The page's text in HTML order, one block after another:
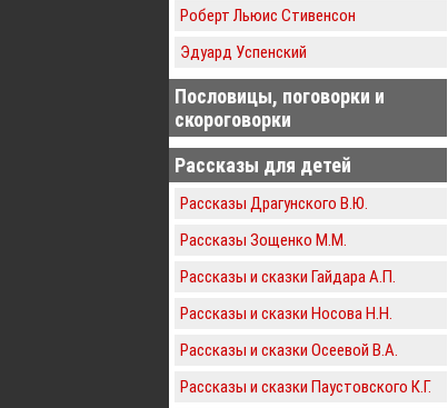
Роберт Льюис Стивенсон
Эдуард Успенский
Пословицы, поговорки и
скороговорки
Рассказы для детей
Рассказы Драгунского В.Ю.
Рассказы Зощенко М.М.
Рассказы и сказки Гайдара А.П.
Рассказы и сказки Носова Н.Н.
Рассказы и сказки Осеевой В.А.
Рассказы и сказки Паустовского К.Г.